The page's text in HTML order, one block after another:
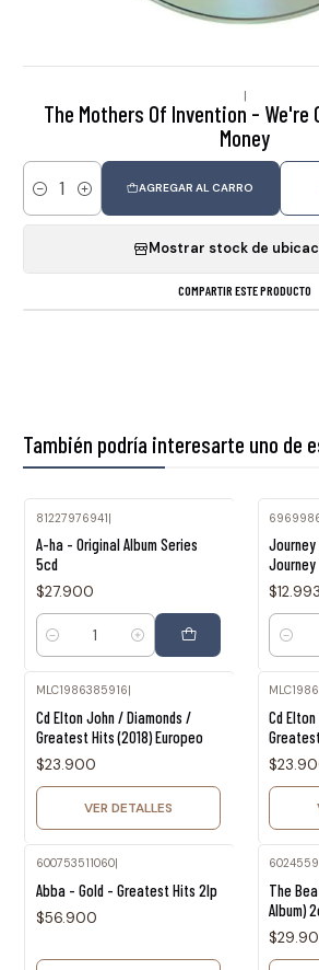
|
The Mothers Of Invention - We're
Money
Cantidad
AGREGAR AL CARRO
Mostrar stock de
COMPARTIR ESTE PRODUCTO
También podría interesarte uno de
81227976941|
A-ha - Original Album Series
5cd
$27.900
Cantidad
Journey
$12.993
MLC1986385916
Cd Elton John / Diamonds /
Greatest Hits (2018) Europeo
$23.900
VER DETALLES
Cd
600753511060|
Abba - Gold - Greatest Hits 2lp
$56.900
The
Album)